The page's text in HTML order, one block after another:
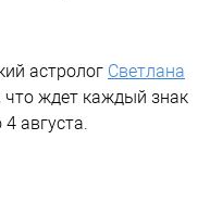
астролог Светлана
что ждет каждый знак
августа.